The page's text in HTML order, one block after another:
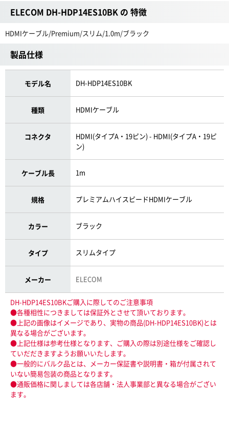
ELECOM DH-HDP14ES10BK の 特徴
HDMIケーブル/Premium/スリム/1.0m/ブラック
製品仕様
モデル名 DH-HDP14ES10BK
種類 HDMIケーブル
コネクタ
HDMI(タイプA・19ピン) - HDMI(タイプA・19ピ
ン)
ケーブル長 1m
規格 プレミアムハイスピードHDMIケーブル
カラー ブラック
タイプ スリムタイプ
メーカー ELECOM
DH-HDP14ES10BKご購入に際してのご注意事項
●各種相性につきましては保証外とさせて頂いております。
●上記の画像はイメージであり、実物の商品(DH-HDP14ES10BK)とは
異なる場合がございます。
●上記仕様は参考仕様となります、ご購入の際は別途仕様をご確認し
ていだだきますようお願いいたします。
●一般的にバルク品とは、メーカー保証書や説明書・箱が付属されて
いない簡易包装の商品となります。
●通販価格に関しましては各店舗・法人事業部と異なる場合がござい
ます。